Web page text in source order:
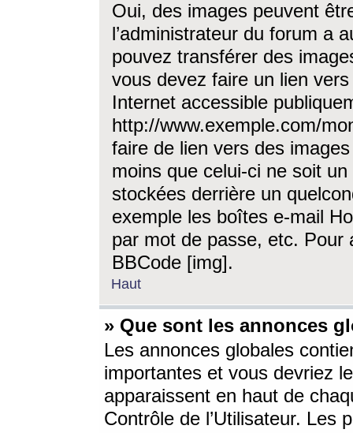
Oui, des images peuvent
l’administrateur du forum a
pouvez transférer des
vous devez faire un lien
Internet accessible
http://www.exemple.com/
faire de lien vers des
moins que celui-ci ne soit
stockées derrière un
exemple les boîtes e-mail
par mot de passe, etc. Pour
BBCode [img].
Haut
» Que sont les annonces
Les annonces globales
importantes et vous devriez
apparaissent en haut de
Contrôle de l’Utilisateur. Les